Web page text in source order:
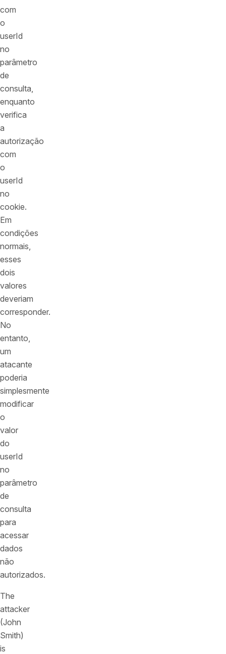
com
o
userId
no
parâmetro
de
consulta,
enquanto
verifica
a
autorização
com
o
userId
no
cookie.
Em
condições
normais,
esses
dois
valores
deveriam
corresponder.
No
entanto,
um
atacante
poderia
simplesmente
modificar
o
valor
do
userId
no
parâmetro
de
consulta
para
acessar
dados
não
autorizados.
The
attacker
(John
Smith)
is